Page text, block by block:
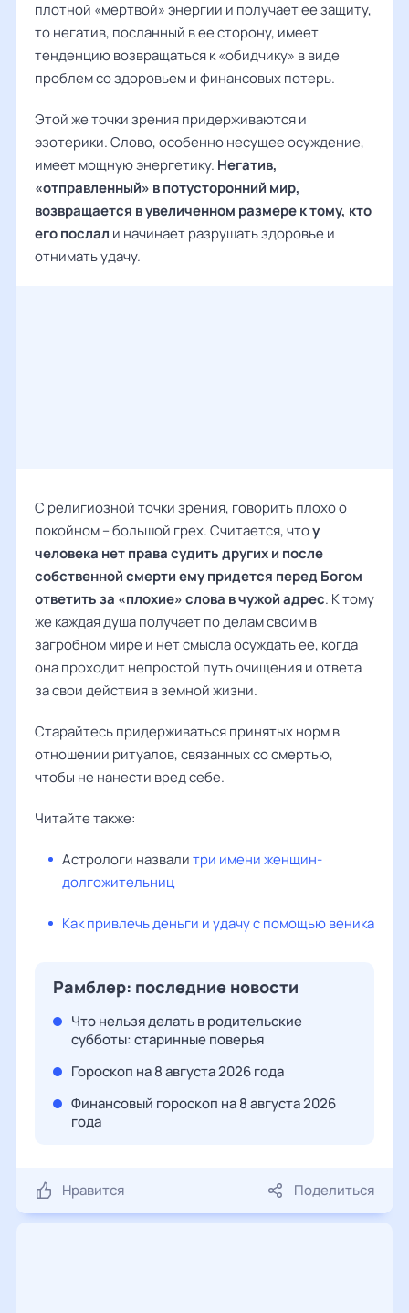
плотной «мертвой» энергии и получает ее защиту,
то негатив, посланный в ее сторону, имеет
тенденцию возвращаться к «обидчику» в виде
проблем со здоровьем и финансовых потерь.
Этой же точки зрения придерживаются и
эзотерики. Слово, особенно несущее осуждение,
имеет мощную энергетику. Негатив,
«отправленный» в потусторонний мир,
возвращается в увеличенном размере к тому, кто
его послал и начинает разрушать здоровье и
отнимать удачу.
С религиозной точки зрения, говорить плохо о
покойном – большой грех. Считается, чтоу
человека нет права судить других и после
собственной смерти ему придется перед Богом
ответить за «плохие» слова в чужой адрес. К тому
же каждая душа получает по делам своим в
загробном мире и нет смысла осуждать ее, когда
она проходит непростой путь очищения и ответа
за свои действия в земной жизни.
Старайтесь придерживаться принятых норм в
отношении ритуалов, связанных со смертью,
чтобы не нанести вред себе.
Читайте также:
Астрологи назвалитри имени женщин-
долгожительниц
Как привлечь деньги и удачу с помощью веника
Рамблер: последние новости
Что нельзя делать в родительские
субботы: старинные поверья
Гороскоп на 8 августа 2026 года
Финансовый гороскоп на 8 августа 2026
года
Нравится Поделиться